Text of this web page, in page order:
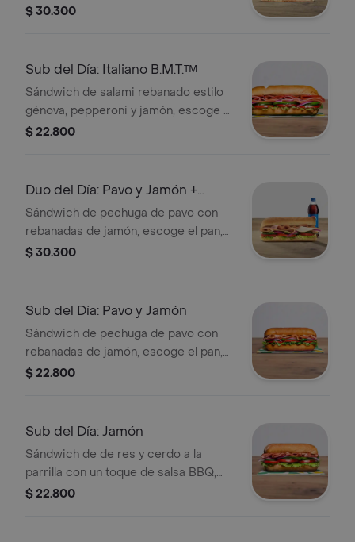
pan, queso americano, vegetales y
$ 30.300
Sub del Día: Italiano B.M.T.™
Sándwich de salami rebanado estilo
génova, pepperoni y jamón, escoge el
pan, queso americano, vegetales y
$ 22.800
Duo del Día: Pavo y Jamón +
Bebida
Sándwich de pechuga de pavo con
rebanadas de jamón, escoge el pan,
queso americano, vegetales y salsas
$ 30.300
Sub del Día: Pavo y Jamón
Sándwich de pechuga de pavo con
rebanadas de jamón, escoge el pan,
queso americano, vegetales y salsas
$ 22.800
Sub del Día: Jamón
Sándwich de de res y cerdo a la
parrilla con un toque de salsa BBQ,
escoge el pan, queso americano,
$ 22.800